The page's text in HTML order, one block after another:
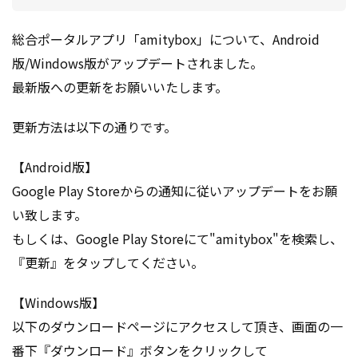
総合ポータルアプリ「amitybox」について、Android
版/Windows版がアップデートされました。
最新版への更新をお願いいたします。
更新方法は以下の通りです。
【Android版】
Google Play Storeからの通知に従いアップデートをお願
い致します。
もしくは、Google Play Storeにて"amitybox"を検索し、
『更新』をタップしてください。
【Windows版】
以下のダウンロードページにアクセスして頂き、画面の一
番下『ダウンロード』ボタンをクリックして